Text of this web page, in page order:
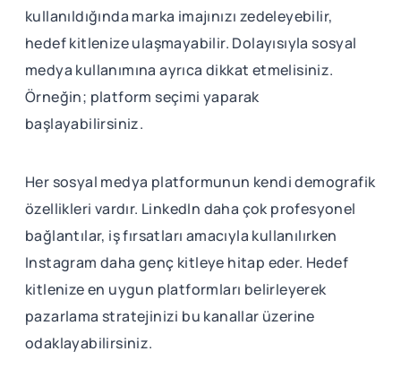
kullanıldığında marka imajınızı zedeleyebilir,
hedef kitlenize ulaşmayabilir. Dolayısıyla sosyal
medya kullanımına ayrıca dikkat etmelisiniz.
Örneğin; platform seçimi yaparak
başlayabilirsiniz.
Her sosyal medya platformunun kendi demografik
özellikleri vardır. LinkedIn daha çok profesyonel
bağlantılar, iş fırsatları amacıyla kullanılırken
Instagram daha genç kitleye hitap eder. Hedef
kitlenize en uygun platformları belirleyerek
pazarlama stratejinizi bu kanallar üzerine
odaklayabilirsiniz.